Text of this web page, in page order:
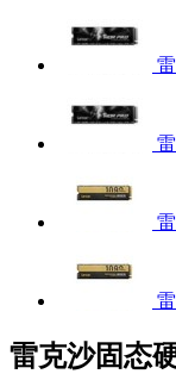
雷克沙固态